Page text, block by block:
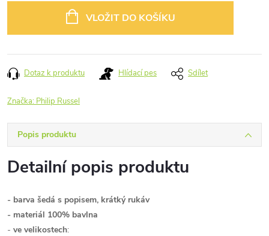
VLOŽIT DO KOŠÍKU
Dotaz k produktu Hlídací pes Sdílet
Značka: Philip Russel
Popis produktu
Detailní popis produktu
- barva šedá s popisem, krátký rukáv
- materiál 100% bavlna
- ve velikostech: